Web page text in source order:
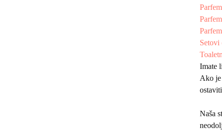
Setovi
Imate
Ako je
Naša